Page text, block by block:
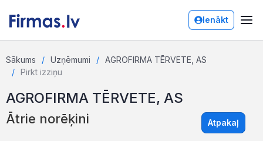
Ienākt
Sākums Uzņēmumi
AGROFIRMA TĒRVETE, AS
Pirkt izziņu
AGROFIRMA TĒRVETE, AS
Ātrie norēķini Atpakaļ